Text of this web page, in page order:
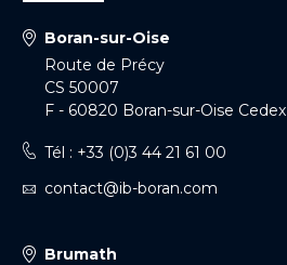
Boran-sur-Oise
Route de Précy
CS 50007
F - 60820 Boran-sur-Oise Cedex
Tél : +33 (0)3 44 21 61 00
contact@ib-boran.com
Brumath